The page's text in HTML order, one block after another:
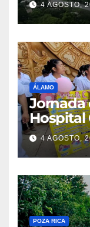
4 AGOSTO,
ÁLAMO
Jornada
Hospital
4 AGOSTO,
POZA RICA